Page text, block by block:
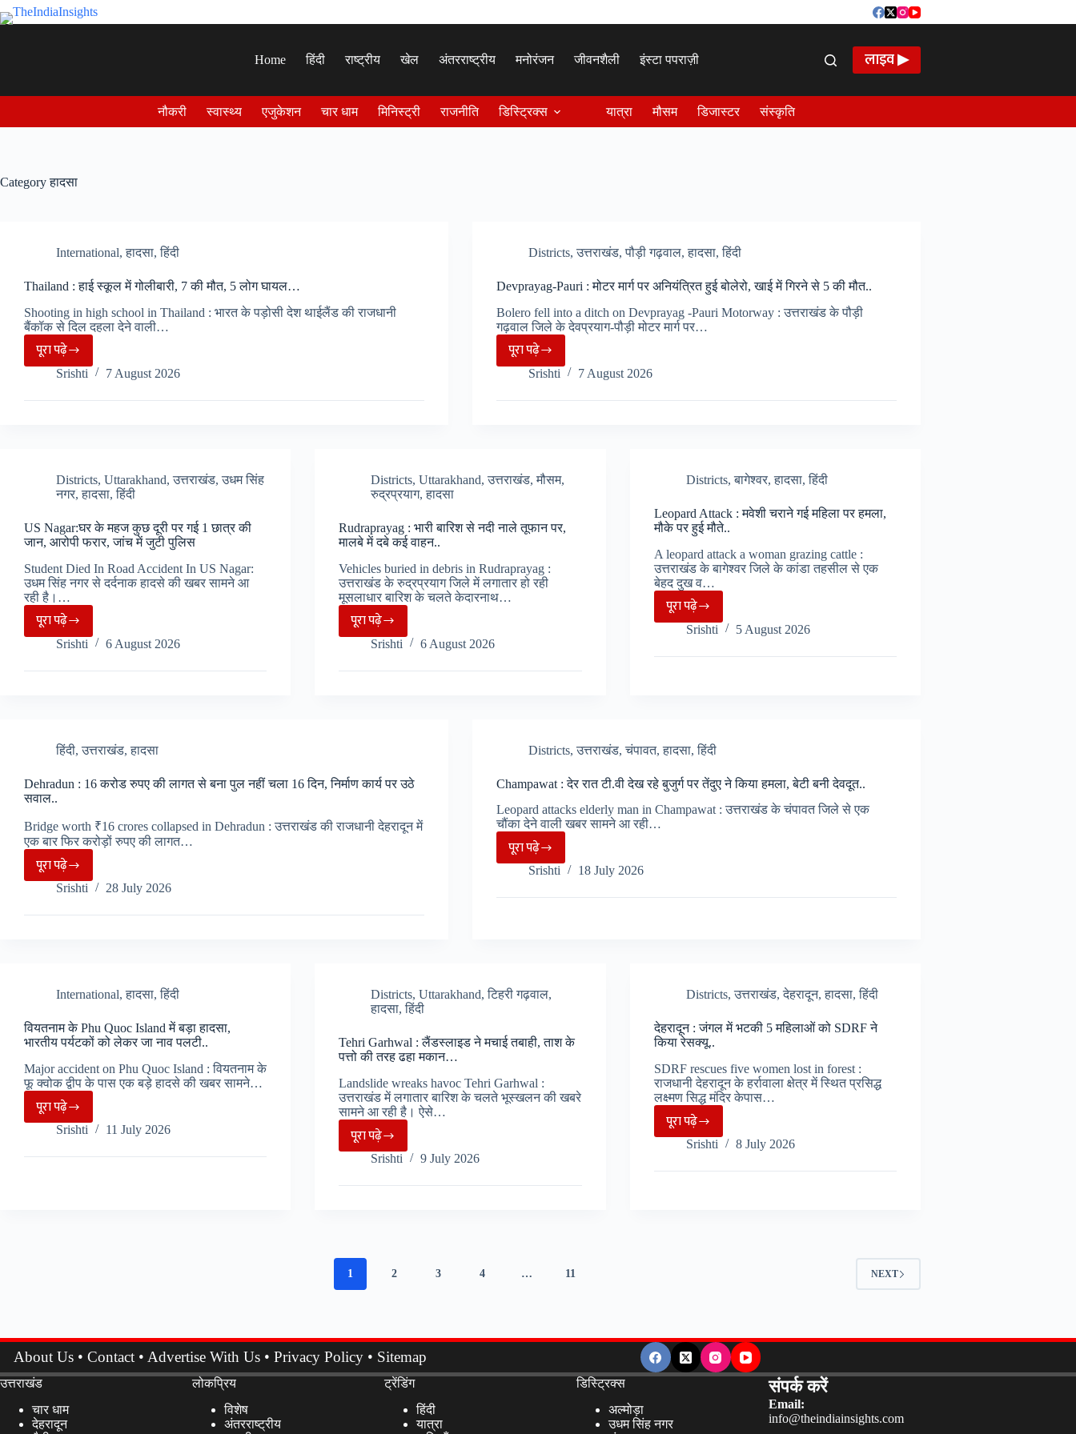
Skip
to
Home
हिंदी राष्ट्रीय खेल अंतरराष्ट्रीय मनोरंजन जीवनशैली इंस्टा पपराज़ी लाइव ▶
नौकरी स्वास्थ्य एजुकेशन चार धाम मिनिस्ट्री राजनीति डिस्ट्रिक्स यात्रा मौसम डिजास्टर संस्कृति
Categoryहादसा
International,हादसा,हिंदी
Thailand : हाई स्कूल में गोलीबारी, 7 की मौत, 5 लोग घायल…
Shooting in high school in Thailand : भारत के पड़ोसी देश थाईलैंड की राजधानी
बैंकॉक से दिल दहला देने वाली…
पूरा पढ़ेThailand
:
हाई
7
की
5
लोग
घायल…
Srishti 7 August 2026
Districts,उत्तराखंड,पौड़ी गढ़वाल,हादसा,हिंदी
Devprayag-Pauri : मोटर मार्ग पर अनियंत्रित हुई बोलेरो, खाई में गिरने से 5 की मौत..
Bolero fell into a ditch on Devprayag -Pauri Motorway : उत्तराखंड के पौड़ी
गढ़वाल जिले के देवप्रयाग-पौड़ी मोटर मार्ग पर…
पूरा पढ़ेDevprayag-
Pauri
:
अनियंत्रित
बोलेरो,
खाई
गिरने
Srishti 7 August 2026
Districts, Uttarakhand,उत्तराखंड,उधम सिंह
नगर,हादसा,हिंदी
US Nagar:घर के महज कुछ दूरी पर गई 1 छात्र की
जान, आरोपी फरार, जांच में जुटी पुलिस
Student Died In Road Accident In US Nagar:
उधम सिंह नगर से दर्दनाक हादसे की खबर सामने आ
रही है।…
पूरा पढ़े
US
Nagar:घर
के
पर
1
की
जान,
आरोपी
फरार,
जांच
Srishti 6 August 2026
Districts,Uttarakhand,उत्तराखंड,मौसम,
रुद्रप्रयाग,हादसा
Rudraprayag : भारी बारिश से नदी नाले तूफान पर,
मालबे में दबे कई वाहन..
Vehicles buried in debris in Rudraprayag :
उत्तराखंड के रुद्रप्रयाग जिले में लगातार हो रही
मूसलाधार बारिश के चलते केदारनाथ…
पूरा पढ़ेRudraprayag
:
भारी
पर,
में
Srishti 6 August 2026
Districts,बागेश्वर,हादसा,हिंदी
Leopard Attack : मवेशी चराने गई महिला पर हमला,
मौके पर हुई मौते..
A leopard attack a woman grazing cattle :
उत्तराखंड के बागेश्वर जिले के कांडा तहसील से एक
बेहद दुख व…
पूरा पढ़ेLeopard
Attack
:
पर
हमला,
मौके
पर
Srishti 5 August 2026
हिंदी,उत्तराखंड,हादसा
Dehradun : 16 करोड रुपए की लागत से बना पुल नहीं चला 16 दिन, निर्माण कार्य पर उठे
सवाल..
Bridge worth ₹16 crores collapsed in Dehradun : उत्तराखंड की राजधानी देहरादून में
एक बार फिर करोड़ों रुपए की लागत…
पूरा पढ़ेDehradun
:
16
लागत
बना
नहीं
चला
16
दिन,
निर्माण
Srishti 28 July 2026
Districts,उत्तराखंड,चंपावत,हादसा,हिंदी
Champawat : देर रात टी.वी देख रहे बुजुर्ग पर तेंदुए ने किया हमला, बेटी बनी देवदूत..
Leopard attacks elderly man in Champawat : उत्तराखंड के चंपावत जिले से एक
चौंका देने वाली खबर सामने आ रही…
पूरा पढ़ेChampawat
:
देर
बुजुर्ग
तेंदुए
किया
हमला,
Srishti 18 July 2026
International,हादसा,हिंदी
वियतनाम के Phu Quoc Island में बड़ा हादसा,
भारतीय पर्यटकों को लेकर जा नाव पलटी..
Major accident on Phu Quoc Island : वियतनाम के
फू क्वोक द्वीप के पास एक बड़े हादसे की खबर सामने…
पूरा पढ़ेवियतनाम
के
Phu
लेकर
जा
नाव
Srishti 11 July 2026
Districts,Uttarakhand,टिहरी गढ़वाल,
हादसा,हिंदी
Tehri Garhwal : लैंडस्लाइड ने मचाई तबाही, ताश के
पत्तो की तरह ढहा मकान…
Landslide wreaks havoc Tehri Garhwal :
उत्तराखंड में लगातार बारिश के चलते भूस्खलन की खबरे
सामने आ रही है। ऐसे…
पूरा पढ़ेTehri
Garhwal
:
तबाही,
की
तरह
ढहा
मकान…
Srishti 9 July 2026
Districts,उत्तराखंड,देहरादून,हादसा,हिंदी
देहरादून : जंगल में भटकी 5 महिलाओं को SDRF ने
किया रेसक्यू..
SDRF rescues five women lost in forest :
राजधानी देहरादून के हर्रावाला क्षेत्र में स्थित प्रसिद्ध
लक्ष्मण सिद्ध मंदिर केपास…
पूरा पढ़ेदेहरादून
:
जंगल
रेसक्यू..
Srishti 8 July 2026
1 2 3 4 … 11 NEXT
About Us • Contact • Advertise With Us • Privacy Policy • Sitemap
उत्तराखंड
चार धाम
देहरादून
लोकप्रिय
विशेष
अंतरराष्ट्रीय
ट्रेंडिंग
हिंदी
यात्रा
डिस्ट्रिक्स
अल्मोड़ा
उधम सिंह नगर
संपर्क करें
Email:
info@theindiainsights.com